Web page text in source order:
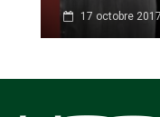
17 octobre 2017